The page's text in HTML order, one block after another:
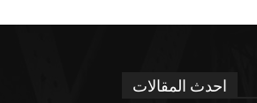
احدث المقالات